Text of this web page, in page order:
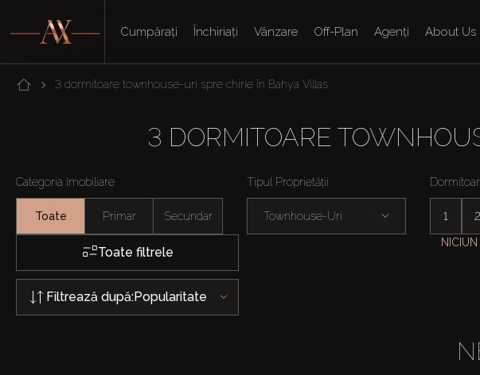
Cumpărați Închiriați Vânzare Off-Plan Agenți About Us
3 dormitoare townhouse-uri spre chirie în Bahya Villas
3 DORMITOARE
Categoria Imobiliare
Toate Primar Secundar
Tipul Proprietății
Townhouse-Uri 1 2
Toate filtrele
Filtrează după:Popularitate